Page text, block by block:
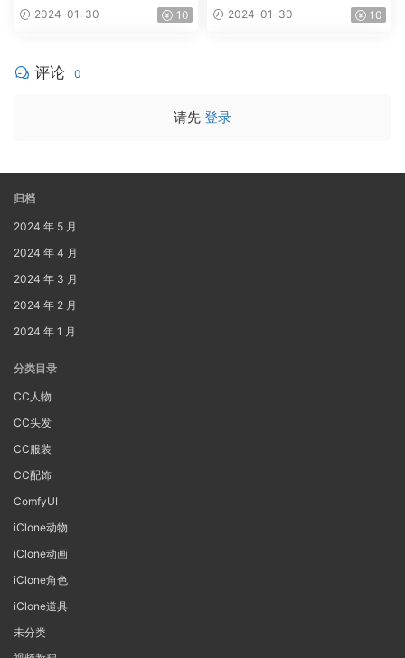
2024-01-30 10 2024-01-30 10
评论 0
请先 登录
归档
2024 年 5 月
2024 年 4 月
2024 年 3 月
2024 年 2 月
2024 年 1 月
分类目录
CC人物
CC头发
CC服装
CC配饰
ComfyUI
iClone动物
iClone动画
iClone角色
iClone道具
未分类